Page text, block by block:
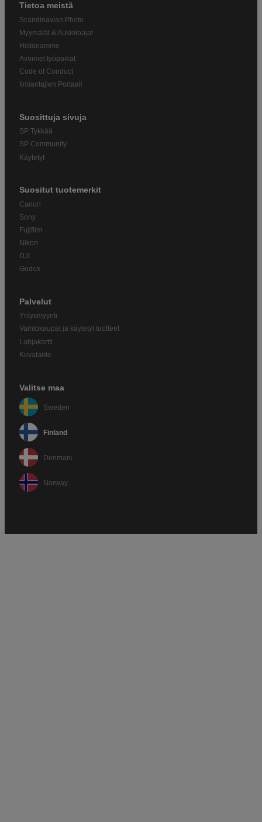
Tietoa meistä
Scandinavian Photo
Myymälät & Aukioloajat
Historiamme
Avoimet työpaikat
Code of Conduct
Ilmiantajien Portaali
Suosittuja sivuja
SP Tykkää
SP Community
Käytetyt
Suositut tuotemerkit
Canon
Sony
Fujifilm
Nikon
DJI
Godox
Palvelut
Yritysmyynti
Vaihtokaupat ja käytetyt tuotteet
Lahjakortti
Kuvataide
Valitse maa
Sweden
Finland
Denmark
Norway